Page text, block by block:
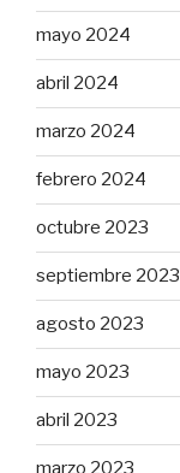
mayo 2024
abril 2024
marzo 2024
febrero 2024
octubre 2023
septiembre 2023
agosto 2023
mayo 2023
abril 2023